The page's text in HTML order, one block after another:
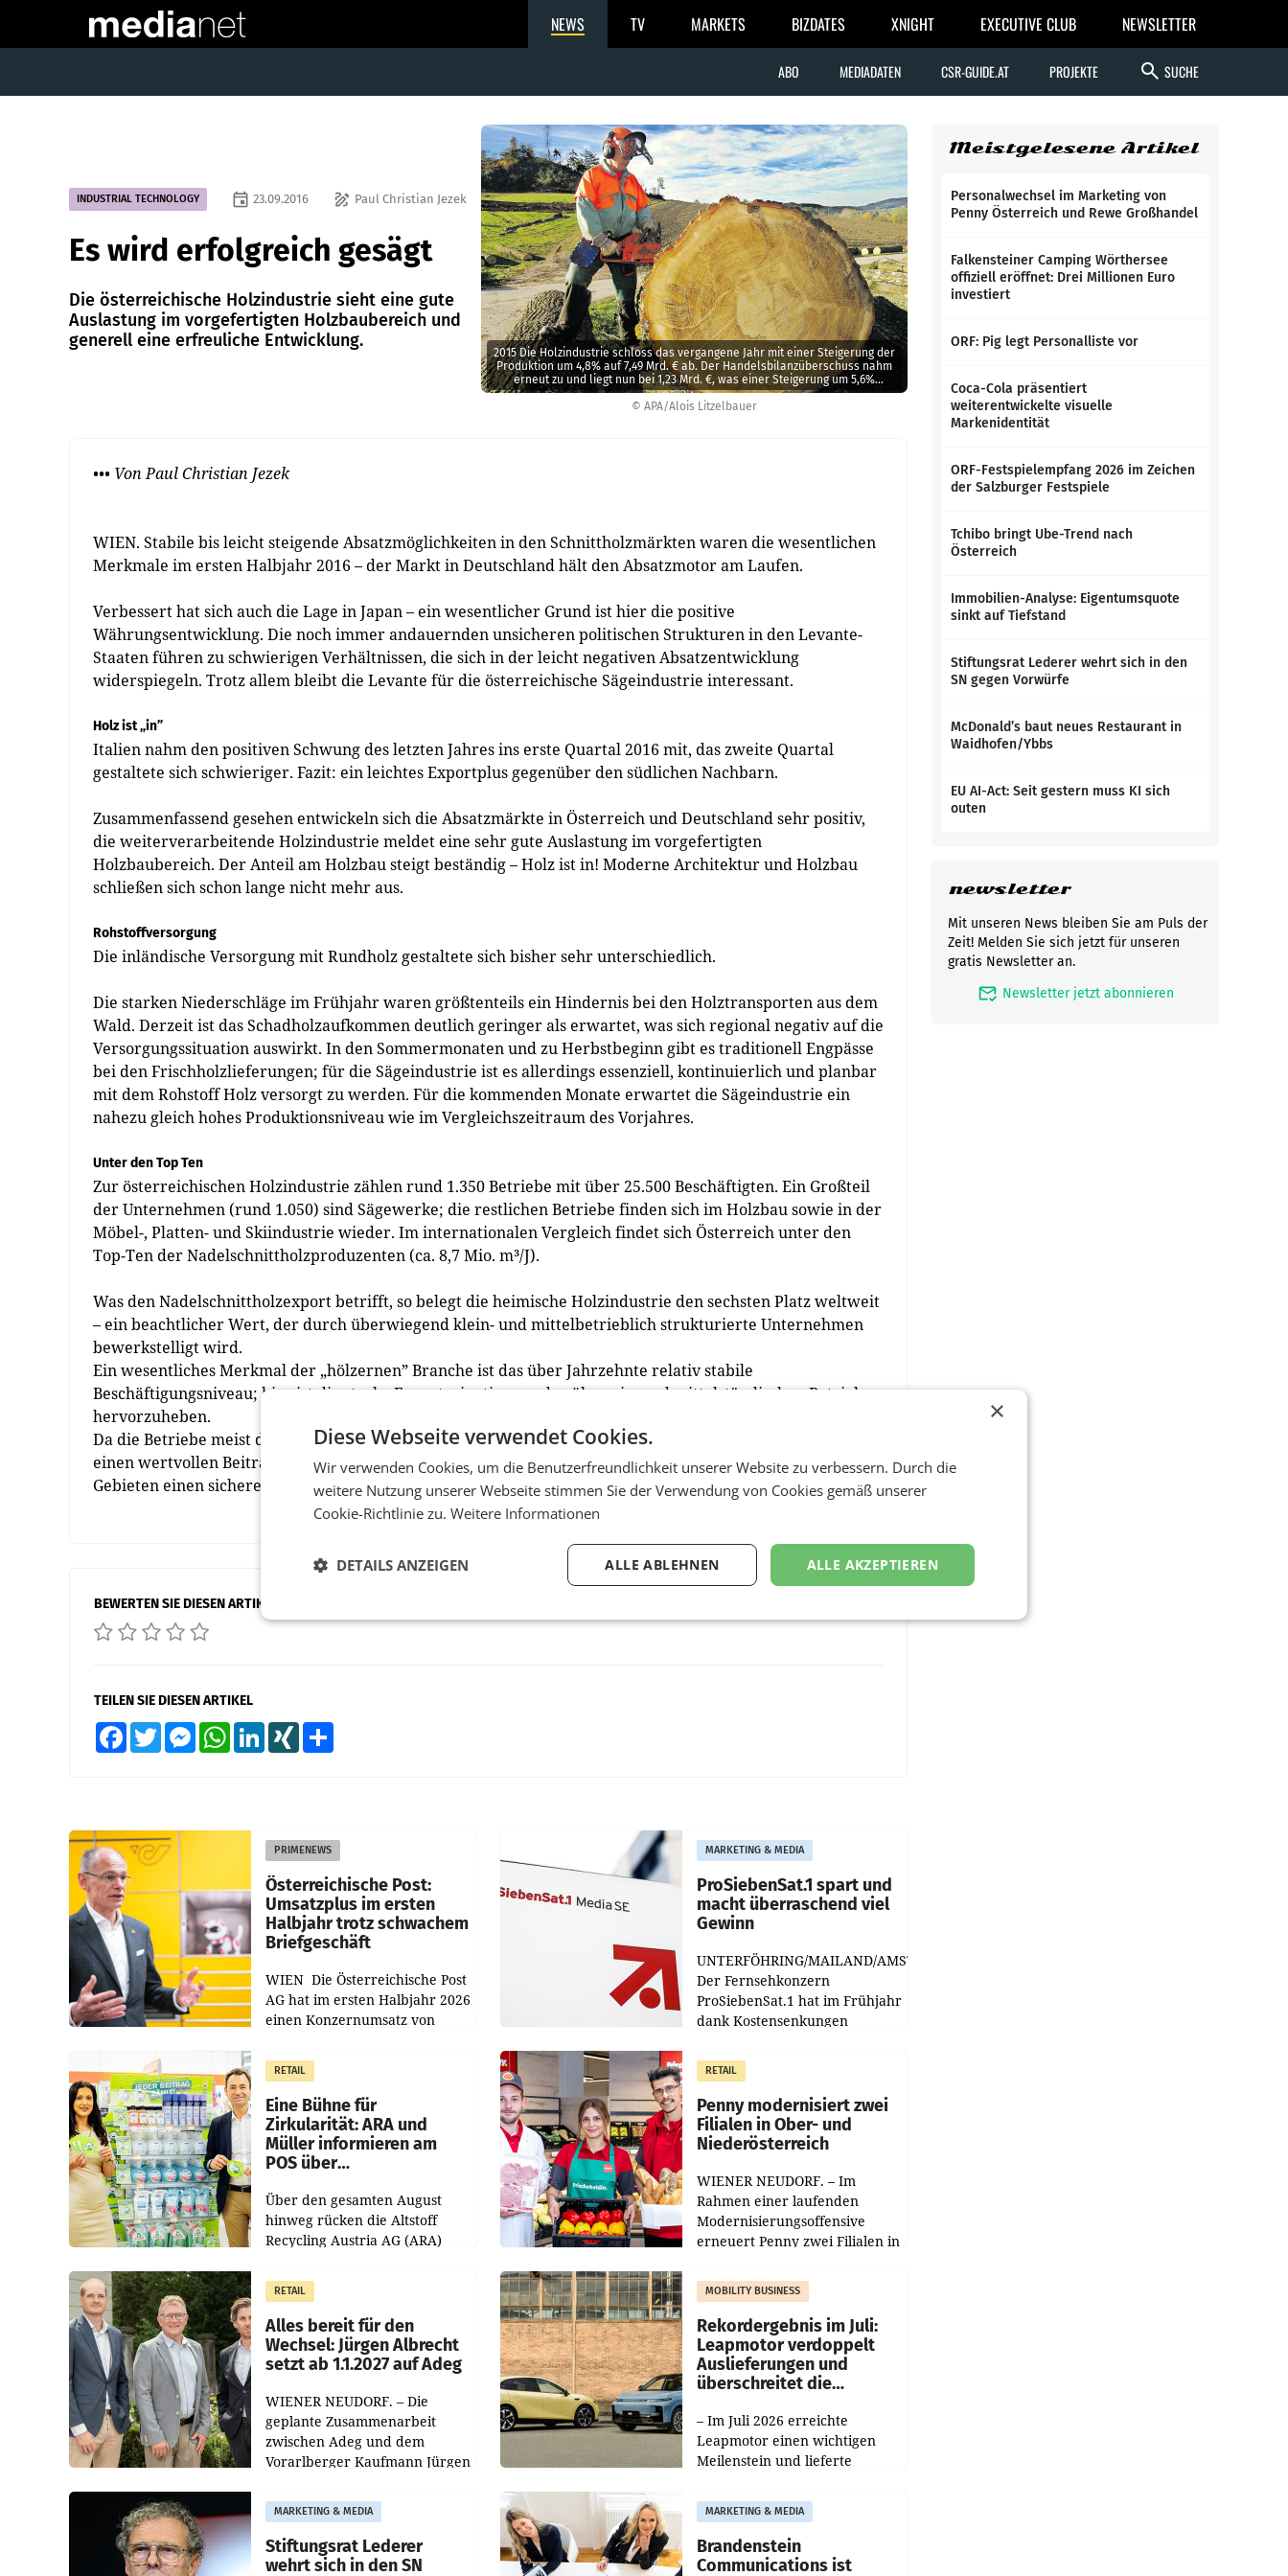
NEWS TV MARKETS BIZDATES XNIGHT EXECUTIVE CLUB NEWSLETTER
ABO MEDIADATEN CSR-GUIDE.AT PROJEKTE search SUCHE
© APA/Alois Litzelbauer
2015 Die Holzindus­trie schloss das vergangene Jahr mit einer Steigerung der
Produktion um 4,8% auf 7,49 Mrd. € ab. Der Handelsbilanzüberschuss nahm
erneut zu und liegt nun bei 1,23 Mrd. €, was einer Steigerung um 5,6%
entspricht.
INDUSTRIAL TECHNOLOGY draw Paul Christian Jezek
event 23.09.2016
Es wird erfolgreich gesägt
Die österreichische Holzindustrie sieht eine gute
Auslastung im vorgefertigten Holzbaubereich und
generell eine erfreuliche Entwicklung.
••• Von Paul Christian Jezek
WIEN. Stabile bis leicht steigende Absatzmöglichkeiten in den Schnittholzmärkten waren die wesentlichen
Merkmale im ersten Halbjahr 2016 – der Markt in Deutschland hält den Absatz­motor am Laufen.
Verbessert hat sich auch die Lage in Japan – ein wesentlicher Grund ist hier die positive
Währungsentwicklung. Die noch immer andauernden un­sicheren politischen Strukturen in den ­Levante-
Staaten führen zu schwierigen Verhältnissen, die sich in der leicht negativen Absatzentwicklung
widerspiegeln. Trotz allem bleibt die Levante für die österreichische Säge­industrie interessant.
Holz ist „in”
Italien nahm den positiven Schwung des letzten Jahres ins erste Quartal 2016 mit, das zweite Quartal
gestaltete sich schwieriger. Fazit: ein leichtes Exportplus gegenüber den südlichen Nachbarn.
Zusammenfassend gesehen entwickeln sich die Absatzmärkte in Österreich und Deutschland sehr positiv,
die weiterverarbeitende Holzindustrie meldet eine sehr gute Auslastung im vorgefertigten
Holzbaubereich. Der Anteil am Holzbau steigt beständig – Holz ist in! Moderne Architektur und Holzbau
schließen sich schon lange nicht mehr aus.
Rohstoffversorgung
Die inländische Versorgung mit Rundholz gestaltete sich bisher sehr unterschiedlich.
Die starken Niederschläge im Frühjahr waren größtenteils ein Hindernis bei den Holztransporten aus dem
Wald. Derzeit ist das Schadholzaufkommen deutlich geringer als erwartet, was sich regional negativ auf die
Versorgungssituation auswirkt. In den Sommermonaten und zu Herbstbeginn gibt es traditionell Engpässe
bei den Frischholz­lieferungen; für die Sägeindustrie ist es allerdings essenziell, kontinuierlich und planbar
mit dem Rohstoff Holz versorgt zu werden. Für die kommenden Monate erwartet die Sägeindustrie ein
nahezu gleich hohes Produktionsniveau wie im Vergleichszeitraum des Vorjahres.
Unter den Top Ten
Zur österreichischen Holzindustrie zählen rund 1.350 Betriebe mit über 25.500 Beschäftigten. Ein Großteil
der Unternehmen (rund 1.050) sind Sägewerke; die restlichen Betriebe finden sich im Holzbau sowie in der
Möbel-, Platten- und Skiindustrie wieder. Im internationalen Vergleich findet sich Österreich unter den
Top-Ten der Nadelschnittholzproduzenten (ca. 8,7 Mio. m³/J).
Was den Nadelschnittholz­export betrifft, so belegt die heimische Holzindustrie den sechsten Platz weltweit
– ein beachtlicher Wert, der durch überwiegend klein- und mittelbetrieblich strukturierte Unternehmen
bewerkstelligt wird.
Ein wesentliches Merkmal der „hölzernen” Branche ist das über Jahrzehnte relativ stabile
Beschäftigungsniveau; hier ist die starke Exportorientierung der überwiegend mittelständischen Betriebe
hervorzuheben.
Da die Betriebe meist dort angesiedelt sind, wo auch der Rohstoff Holz wächst, leistet die Holzindustrie
einen wertvollen Beitrag zur Wertschöpfung in der Region und bietet vor allem in strukturschwachen
Gebieten einen sicheren Arbeitsplatz.
BEWERTEN SIE DIESEN ARTIKEL
TEILEN SIE DIESEN ARTIKEL
FacebookTwitter MessengerWhatsAppLinkedInXING
PRIMENEWS
Österreichische Post:
Umsatzplus im ersten
Halbjahr trotz schwachem
Briefgeschäft
WIEN Die Österreichische Post
AG hat im ersten Halbjahr 2026
einen Konzernumsatz von
erwirtschaftet, was einem Plus
von 3,8 Prozent gegenüber
dem Vergleichszeitraum
MARKETING & MEDIA
ProSiebenSat.1 spart und
macht überraschend viel
Gewinn
UNTERFÖHRING/MAILAND/AMSTERDAM.
Der Fernsehkonzern
ProSiebenSat.1 hat im Frühjahr
dank Kostensenkungen
gemacht und die
Markterwartung deutlich
übertroffen.
RETAIL
Eine Bühne für
Zirkularität: ARA und
Müller informieren am
POS über
Über den gesamten August
hinweg rücken die Altstoff
Recycling Austria AG (ARA)
Müller die Initiative „Kreislauf-
Helden“ in allen
österreichischen Müller-Filialen
RETAIL
Penny modernisiert zwei
Filialen in Ober- und
Niederösterreich
WIENER NEUDORF. – Im
Rahmen einer laufenden
Modernisierungsoffensive
erneuert Penny zwei Filialen in
Die beiden Standorte liegen in
Haag sowie im rund
RETAIL
Alles bereit für den
Wechsel: Jürgen Albrecht
setzt ab 1.1.2027 auf Adeg
WIENER NEUDORF. – Die
geplante Zusammenarbeit
zwischen Adeg und dem
Vorarlberger Kaufmann Jürgen
freigegeben: Die
Bundeswettbewerbsbehörde
und der Bundeskartellanwalt
MOBILITY BUSINESS
Rekordergebnis im Juli:
Leapmotor verdoppelt
Auslieferungen und
überschreitet die
– Im Juli 2026 erreichte
Leapmotor einen wichtigen
Meilenstein und lieferte
aus, womit sich das Ergebnis
gegenüber Juli 2025 mehr als
verdoppelte (+102
MARKETING & MEDIA
Stiftungsrat Lederer
wehrt sich in den SN
MARKETING & MEDIA
Brandenstein
Communications ist
Meistgelesene Artikel
Personalwechsel im Marketing von
Penny Österreich und Rewe Großhandel
Falkensteiner Camping Wörthersee
offiziell eröffnet: Drei Millionen Euro
investiert
ORF: Pig legt Personalliste vor
Coca-Cola präsentiert
weiterentwickelte visuelle
Markenidentität
ORF-Festspielempfang 2026 im Zeichen
der Salzburger Festspiele
Tchibo bringt Ube-Trend nach
Österreich
Immobilien-Analyse: Eigentumsquote
sinkt auf Tiefstand
Stiftungsrat Lederer wehrt sich in den
SN gegen Vorwürfe
McDonald’s baut neues Restaurant in
Waidhofen/Ybbs
EU AI-Act: Seit gestern muss KI sich
outen
newsletter
Mit unseren News bleiben Sie am Puls der
Zeit! Melden Sie sich jetzt für unseren
gratis Newsletter an.
mark_email_read Newsletter jetzt abonnieren
×
Diese Webseite verwendet Cookies.
Wir verwenden Cookies, um die Benutzerfreundlichkeit unserer Website zu verbessern. Durch die
weitere Nutzung unserer Webseite stimmen Sie der Verwendung von Cookies gemäß unserer
Cookie-Richtlinie zu. Weitere Informationen
ALLE AKZEPTIEREN
ALLE ABLEHNEN
DETAILS ANZEIGEN